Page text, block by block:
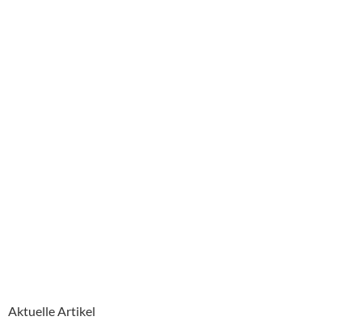
Aktuelle Artikel